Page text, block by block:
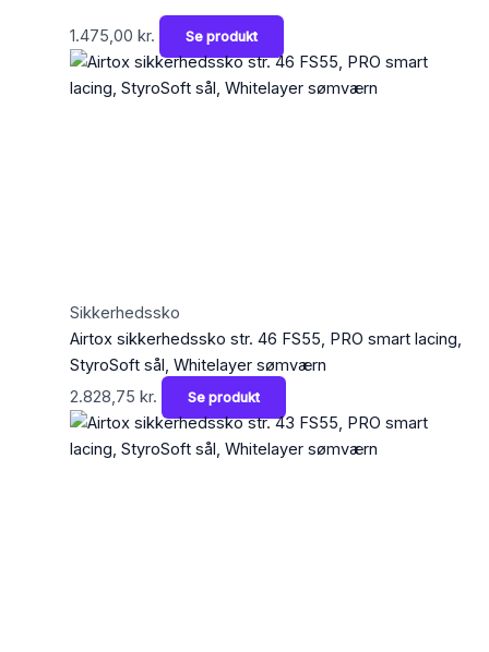
1.475,00 kr. Se produkt
Sikkerhedssko
Airtox sikkerhedssko str. 46 FS55, PRO smart lacing,
StyroSoft sål, Whitelayer sømværn
2.828,75 kr. Se produkt